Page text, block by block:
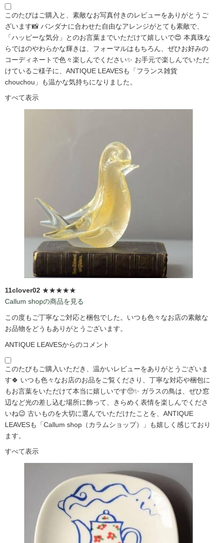
このたびはご購入と、素敵なお写真付きのレビューをありがとうご
ざいます📸 バンダナに合わせた自由なアレンジがとても素敵で、
「ハッピーな気分」とのお言葉までいただけて嬉しいで😍 本真珠な
らではのやわらかな輝きは、フォーマルはもちろん、ぜひお好みの
コーディネートで色々楽しんでください✨ お手元で楽しんでいただ
けているご様子に、ANTIQUE LEAVESも「フランス雑貨
chouchou」も温かな気持ちになりました。
すべて表示
11clover02 ★★★★★
Callum shopの商品を見る
この度もご丁寧なご対応と梱包でした。いつも色々なお店の素敵な
お品物をどうもありがとうございます。
ANTIQUE LEAVESからのコメント
このたびもご購入いただき、温かいレビューをありがとうございま
す🍀 いつも色々なお店のお品をご覧くださり、丁寧な対応や梱包に
もお言葉をいただけて本当に嬉しいです🥺✨ ガラスの鳥は、ぜひ窓
辺など光の差し込む場所に飾って、きらめく表情を楽しんでくださ
いね😉 古いものを大切に選んでいただけたことを、ANTIQUE
LEAVESも「Callum shop（カラムショップ）」も嬉しく感じており
ます。
すべて表示